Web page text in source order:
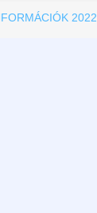
2022